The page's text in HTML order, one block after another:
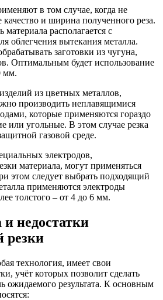
в том случае, когда не
качество и ширина полученного реза.
располагается с
облегчения вытекания металла.
заготовки из чугуна,
Оптимальным будет использование
мм.
из цветных металлов,
производить неплавящимися
которые применяются гораздо
или угольные. В этом случае резка
газовой среде.
электродов,
материала, могут применяться
этом следует выбрать подходящий
применяются электроды
толстого – от 4 до 6 мм.
недостатки
резки
технология, имеет свои
учёт которых позволит сделать
ожидаемого результата. К основным